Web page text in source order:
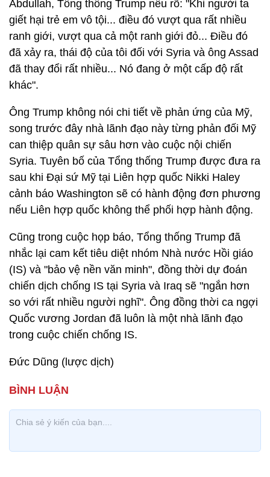
Abdullah, Tổng thống Trump nêu rõ: "Khi người ta
giết hại trẻ em vô tội... điều đó vượt qua rất nhiều
ranh giới, vượt qua cả một ranh giới đỏ... Điều đó
đã xảy ra, thái độ của tôi đối với Syria và ông Assad
đã thay đổi rất nhiều... Nó đang ở một cấp độ rất
khác".
Ông Trump không nói chi tiết về phản ứng của Mỹ,
song trước đây nhà lãnh đạo này từng phản đối Mỹ
can thiệp quân sự sâu hơn vào cuộc nội chiến
Syria. Tuyên bố của Tổng thống Trump được đưa ra
sau khi Đại sứ Mỹ tại Liên hợp quốc Nikki Haley
cảnh báo Washington sẽ có hành động đơn phương
nếu Liên hợp quốc không thể phối hợp hành động.
Cũng trong cuộc họp báo, Tổng thống Trump đã
nhắc lại cam kết tiêu diệt nhóm Nhà nước Hồi giáo
(IS) và "bảo vệ nền văn minh", đồng thời dự đoán
chiến dịch chống IS tại Syria và Iraq sẽ "ngắn hơn
so với rất nhiều người nghĩ". Ông đồng thời ca ngợi
Quốc vương Jordan đã luôn là một nhà lãnh đạo
trong cuộc chiến chống IS.
Đức Dũng (lược dịch)